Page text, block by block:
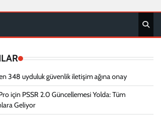
348 uyduluk güvenlik iletişim ağına onay
için PSSR 2.0 Güncellemesi Yolda: Tüm
Geliyor